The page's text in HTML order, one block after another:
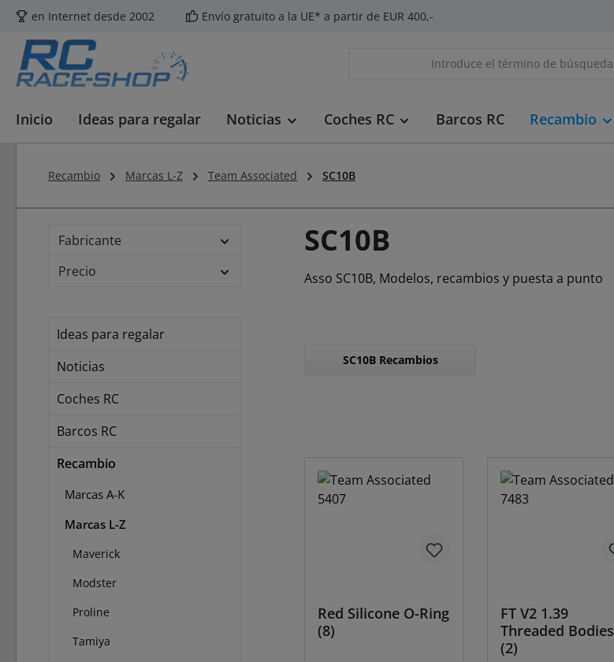
al contenido principal
Saltar a la búsqueda
Saltar a la navegación principal
en Internet desde 2002 Envío gratuito a la UE* a partir de EUR 400,-
Inicio Ideas para regalar Noticias Coches RC Barcos RC Recambio
Recambio Marcas L-Z Team Associated SC10B
Fabricante
Precio
Ideas para regalar
Noticias
Coches RC
Barcos RC
Recambio
Marcas A-K
Marcas L-Z
Maverick
Modster
Proline
Tamiya
SC10B
Asso SC10B, Modelos, recambios y puesta a punto
SC10B Recambios
Red Silicone O-Ring
(8)
FT V2 1.39
Threaded Bodies
(2)